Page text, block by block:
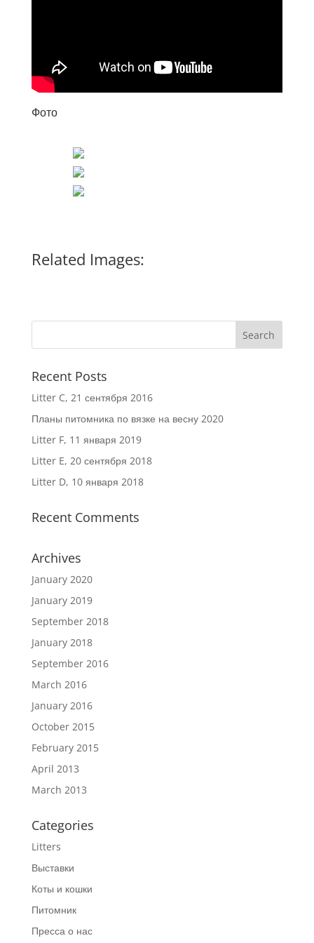
Фото
Related Images:
Recent Posts
Litter C, 21 сентября 2016
Планы питомника по вязке на весну 2020
Litter F, 11 января 2019
Litter E, 20 сентября 2018
Litter D, 10 января 2018
Recent Comments
Archives
January 2020
January 2019
September 2018
January 2018
September 2016
March 2016
January 2016
October 2015
February 2015
April 2013
March 2013
Categories
Litters
Выставки
Коты и кошки
Питомник
Пресса о нас